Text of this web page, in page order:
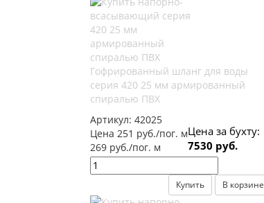
Гофрированный шланг для воды
серия 420 25 мм армированный
спиралью ПВХ
Артикул: 42025
Цена 251 руб./пог. м
269 руб./пог. м
Цена за бухту:
7530 руб.
Купить В корзине